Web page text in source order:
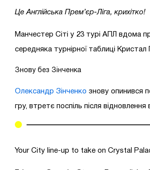
Це Англійська Прем’єр-Ліга, крихітко!
Манчестер Сіті у 23 турі АПЛ вдома
середняка турнірної таблиці Кристал
Знову без Зінченка
Олександр Зінченко знову опинився
гру, втретє поспіль після відновлення
Your City line-up to take on Crystal